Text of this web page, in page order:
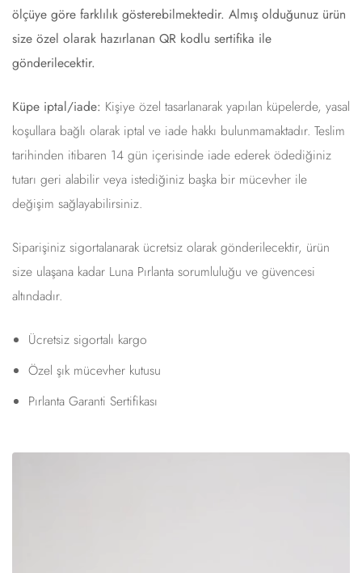
ölçüye göre farklılık gösterebilmektedir. Almış olduğunuz ürün
size özel olarak hazırlanan QR kodlu sertifika ile
gönderilecektir.
Küpe iptal/iade: Kişiye özel tasarlanarak yapılan küpelerde, yasal
koşullara bağlı olarak iptal ve iade hakkı bulunmamaktadır. Teslim
tarihinden itibaren 14 gün içerisinde iade ederek ödediğiniz
tutarı geri alabilir veya istediğiniz başka bir mücevher ile
değişim sağlayabilirsiniz.
Siparişiniz sigortalanarak ücretsiz olarak gönderilecektir, ürün
size ulaşana kadar Luna Pırlanta sorumluluğu ve güvencesi
altındadır.
Ücretsiz sigortalı kargo
Özel şık mücevher kutusu
Pırlanta Garanti Sertifikası